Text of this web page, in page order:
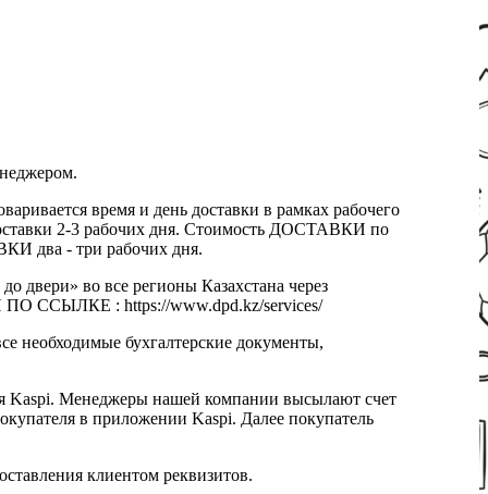
время и день доставки в рамках рабочего
2-3 рабочих дня. Стоимость ДОСТАВКИ по
два - три рабочих дня.
двери» во все регионы Казахстана через
ПО ССЫЛКЕ : https://www.dpd.kz/services/
необходимые бухгалтерские документы,
Менеджеры нашей компании высылают счет
в приложении Kaspi. Далее покупатель
клиентом реквизитов.